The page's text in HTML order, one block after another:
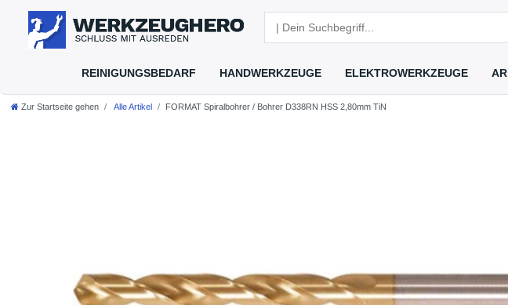
REINIGUNGSBEDARF HANDWERKZEUGE ELEKTROWERKZEUGE
Zur Startseite gehen Alle Artikel FORMAT Spiralbohrer / Bohrer D338RN HSS 2,80mm TiN